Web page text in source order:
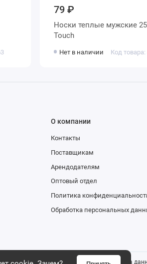
79 ₽
Носки теплые мужские 25 размер
Touch
Нет в наличии Код
О компании
Контакты
Поставщикам
Арендодателям
Оптовый отдел
Политика
Обработка персональных
и информация о товаре размещенная на